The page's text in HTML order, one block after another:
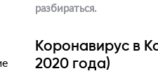
разбираться.
Коронавирус в
2020 года)